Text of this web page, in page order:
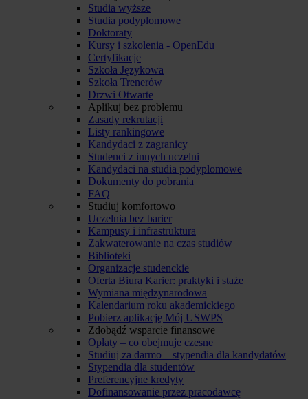
Studia wyższe
Studia podyplomowe
Doktoraty
Kursy i szkolenia - OpenEdu
Certyfikacje
Szkoła Językowa
Szkoła Trenerów
Drzwi Otwarte
Aplikuj bez problemu
Zasady rekrutacji
Listy rankingowe
Kandydaci z zagranicy
Studenci z innych uczelni
Kandydaci na studia podyplomowe
Dokumenty do pobrania
FAQ
Studiuj komfortowo
Uczelnia bez barier
Kampusy i infrastruktura
Zakwaterowanie na czas studiów
Biblioteki
Organizacje studenckie
Oferta Biura Karier: praktyki i staże
Wymiana międzynarodowa
Kalendarium roku akademickiego
Pobierz aplikację Mój USWPS
Zdobądź wsparcie finansowe
Opłaty – co obejmuje czesne
Studiuj za darmo – stypendia dla kandydatów
Stypendia dla studentów
Preferencyjne kredyty
Dofinansowanie przez pracodawcę